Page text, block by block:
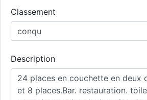
Classement
Description